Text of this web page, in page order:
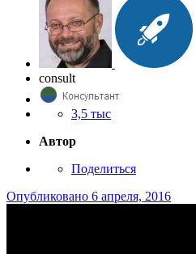
consult
3,5 тыс
Автор
Поделиться
Опубликовано 6 апреля, 2016